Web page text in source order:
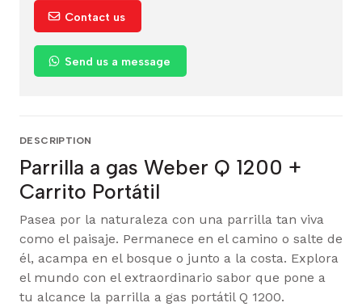
Contact us
Send us a message
DESCRIPTION
Parrilla a gas Weber️ Q 1200 +
Carrito Portátil
Pasea por la naturaleza con una parrilla tan viva
como el paisaje. Permanece en el camino o salte de
él, acampa en el bosque o junto a la costa. Explora
el mundo con el extraordinario sabor que pone a
tu alcance la parrilla a gas portátil Q 1200.